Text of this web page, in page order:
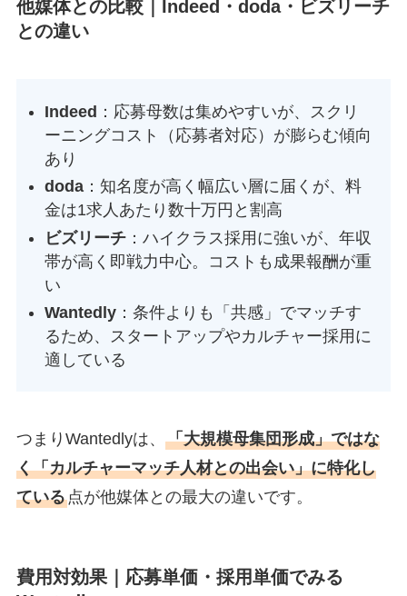
他媒体との比較｜Indeed・doda・ビズリーチ
との違い
Indeed ：応募母数は集めやすいが、スクリ
ーニングコスト（応募者対応）が膨らむ傾向
あり
doda ：知名度が高く幅広い層に届くが、料
金は1求人あたり数十万円と割高
ビズリーチ ：ハイクラス採用に強いが、年収
帯が高く即戦力中心。コストも成果報酬が重
い
Wantedly ：条件よりも「共感」でマッチす
るため、スタートアップやカルチャー採用に
適している
つまりWantedlyは、 「大規模母集団形成」ではな
く「カルチャーマッチ人材との出会い」に特化し
ている点が他媒体との最大の違いです。
費用対効果｜応募単価・採用単価でみる